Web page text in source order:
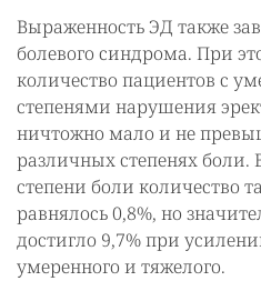
Выраженность ЭД также
болевого синдрома. При
количество пациентов с
степенями нарушения
ничтожно мало и не
различных степенях боли.
степени боли количество
равнялось 0,8%, но
достигло 9,7% при
умеренного и тяжелого.